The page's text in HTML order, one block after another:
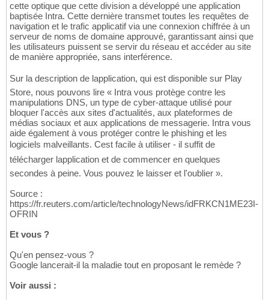
cette optique que cette division a développé une application
baptisée Intra. Cette dernière transmet toutes les requêtes de
navigation et le trafic applicatif via une connexion chiffrée à un
serveur de noms de domaine approuvé, garantissant ainsi que
les utilisateurs puissent se servir du réseau et accéder au site
de manière appropriée, sans interférence.
Sur la description de lapplication, qui est disponible sur Play
Store, nous pouvons lire « Intra vous protège contre les
manipulations DNS, un type de cyber-attaque utilisé pour
bloquer l'accès aux sites d'actualités, aux plateformes de
médias sociaux et aux applications de messagerie. Intra vous
aide également à vous protéger contre le phishing et les
logiciels malveillants. Cest facile à utiliser - il suffit de
télécharger lapplication et de commencer en quelques
secondes à peine. Vous pouvez le laisser et l'oublier ».
Source :
https://fr.reuters.com/article/technologyNews/idFRKCN1ME23I-
OFRIN
Et vous ?
Qu'en pensez-vous ?
Google lancerait-il la maladie tout en proposant le remède ?
Voir aussi :